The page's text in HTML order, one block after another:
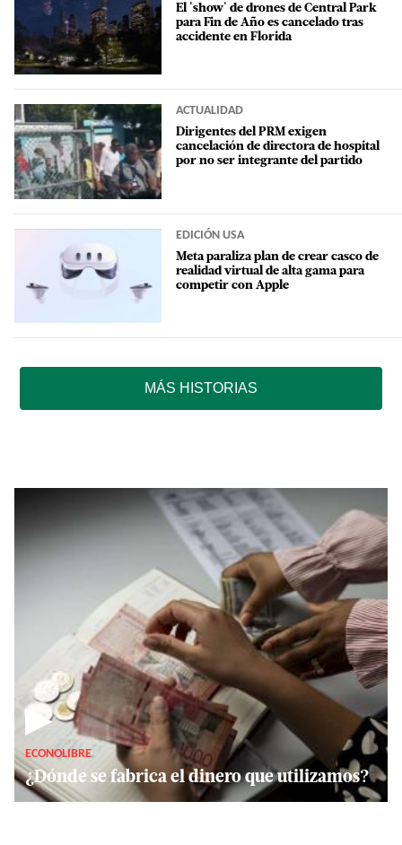
El 'show' de drones de Central Park
para Fin de Año es cancelado tras
accidente en Florida
ACTUALIDAD
Dirigentes del PRM exigen
cancelación de directora de hospital
por no ser integrante del partido
EDICIÓN USA
Meta paraliza plan de crear casco de
realidad virtual de alta gama para
competir con Apple
MÁS HISTORIAS
▶
ECONOLIBRE
¿Dónde se fabrica el dinero que utilizamos?